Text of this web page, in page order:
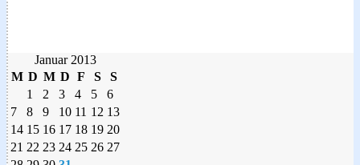
Januar 2013
M D M D F S
S
1
2 3 4 5
6
7
8 9 10 11 12 13
14 15 16 17 18 19 20
21 22 23 24 25 26 27